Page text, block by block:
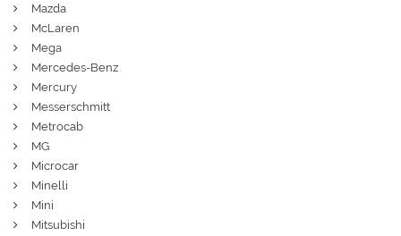
Mazda
McLaren
Mega
Mercedes-Benz
Mercury
Messerschmitt
Metrocab
MG
Microcar
Minelli
Mini
Mitsubishi